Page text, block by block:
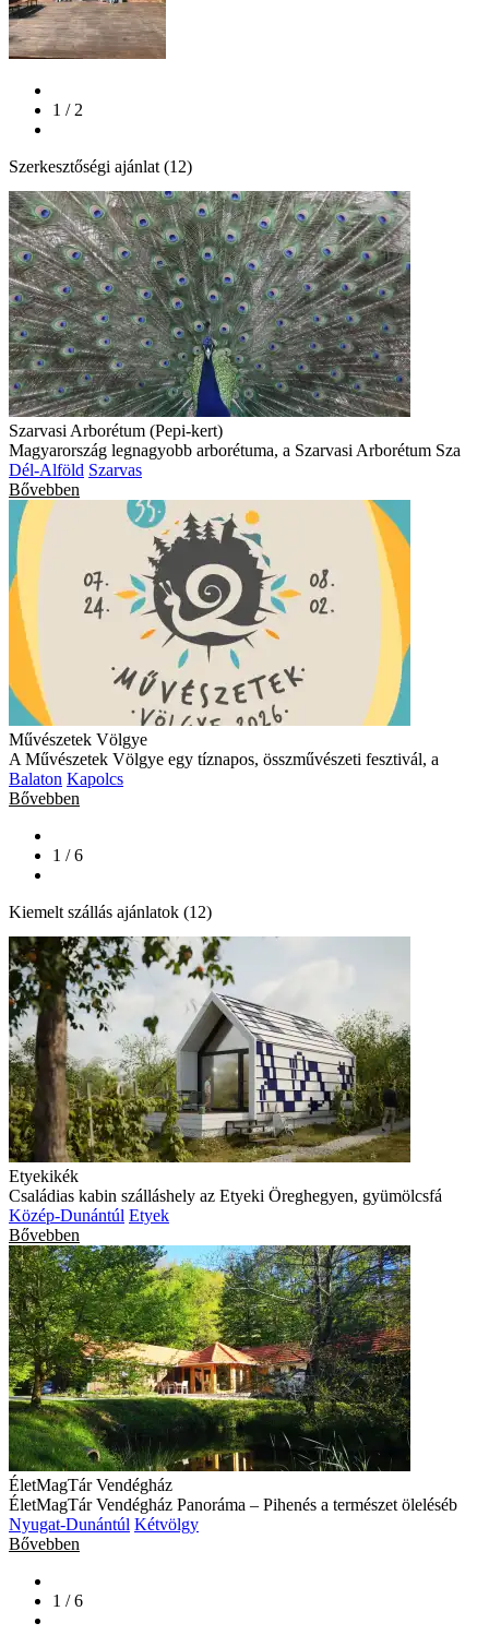
1 / 2
Szerkesztőségi ajánlat (12)
Szarvasi Arborétum (Pepi-kert)
Magyarország legnagyobb arborétuma, a Szarvasi Arborétum Sza
Dél-Alföld Szarvas
Bővebben
Művészetek Völgye
A Művészetek Völgye egy tíznapos, összművészeti fesztivál, a
Balaton Kapolcs
Bővebben
1 / 6
Kiemelt szállás ajánlatok (12)
Etyekikék
Családias kabin szálláshely az Etyeki Öreghegyen, gyümölcsfá
Közép-Dunántúl Etyek
Bővebben
ÉletMagTár Vendégház
ÉletMagTár Vendégház Panoráma – Pihenés a természet öleléséb
Nyugat-Dunántúl Kétvölgy
Bővebben
1 / 6